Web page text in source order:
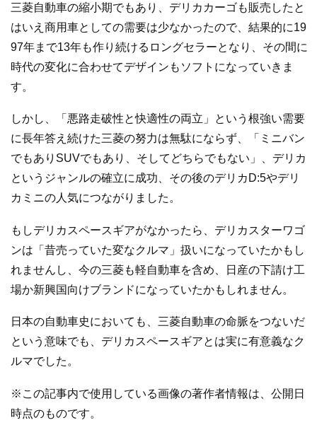
三菱自動車の縮小期でもあり、デリカカーゴも販売したと
はいえ商用車としての需要は少なかったので、結果的に19
97年まで13年も作り続けるロングセラーとなり、その間に
時代の変化に合わせてデザインもソフトになっていきま
す。
しかし、「悪路走破性と快適性の両立」という根強い需要
に長年答え続けた三菱の努力は無駄にならず、「ミニバン
でもありSUVでもあり、そしてどちらでもない」、デリカ
というジャンルの確立に成功、その後のデリカD:5やデリ
カミニの人気につながりました。
もしデリカスペースギアがなかったら、デリカスターワゴ
ンは「昔売っていた変なクルマ」扱いになっていたかもし
れませんし、今の三菱も軽自動車を含め、日産の下請け工
場か新興国向けブランドになっていたかもしれません。
日本の自動車史においても、三菱自動車の命脈をつないだ
という意味でも、デリカスペースギアとは実に有意義なク
ルマでした。
※この記事内で使用している画像の著作者情報は、公開日
時点のものです。